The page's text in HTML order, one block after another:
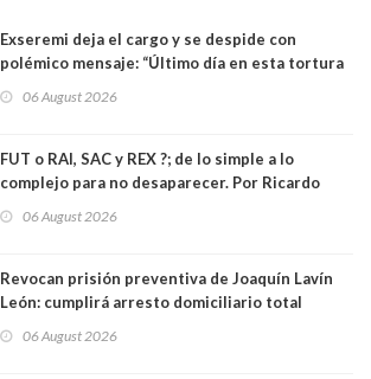
Exseremi deja el cargo y se despide con
polémico mensaje: “Último día en esta tortura
06 August 2026
FUT o RAI, SAC y REX ?; de lo simple a lo
complejo para no desaparecer. Por Ricardo
06 August 2026
Revocan prisión preventiva de Joaquín Lavín
León: cumplirá arresto domiciliario total
06 August 2026